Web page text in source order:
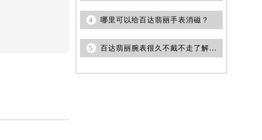
4 哪里可以给百达翡丽手表消磁？
5 百达翡丽腕表很久不戴不走了解决方法集锦